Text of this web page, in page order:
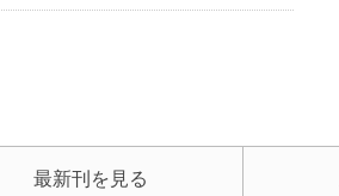
最新刊を見る